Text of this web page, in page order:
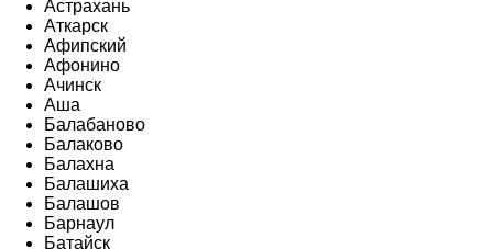
Астрахань
Аткарск
Афипский
Афонино
Ачинск
Аша
Балабаново
Балаково
Балахна
Балашиха
Балашов
Барнаул
Батайск